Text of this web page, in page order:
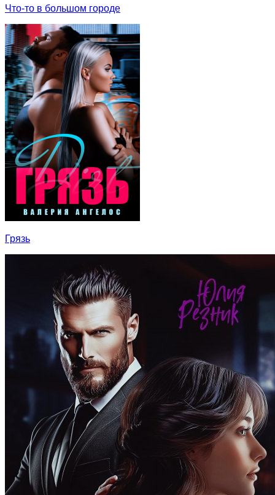
Что-то в большом городе
Грязь